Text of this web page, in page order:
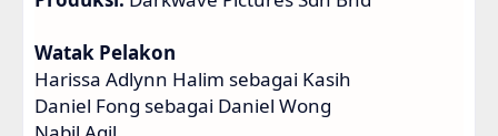
Watak Pelakon
Harissa Adlynn Halim sebagai Kasih
Daniel Fong sebagai Daniel Wong